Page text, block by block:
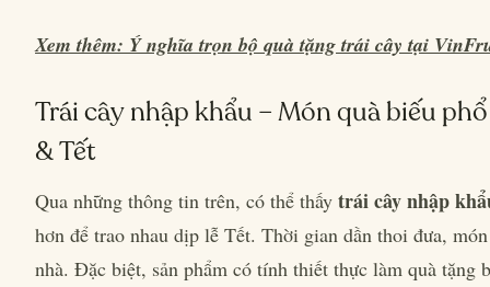
Xem thêm: Ý nghĩa trọn bộ quà tặng trái cây tại
Trái cây nhập khẩu – Món quà biếu
& Tết
Qua những thông tin trên, có thể thấy trái cây nhập
hơn để trao nhau dịp lễ Tết. Thời gian dần thoi đưa,
nhà. Đặc biệt, sản phẩm có tính thiết thực làm quà tặng